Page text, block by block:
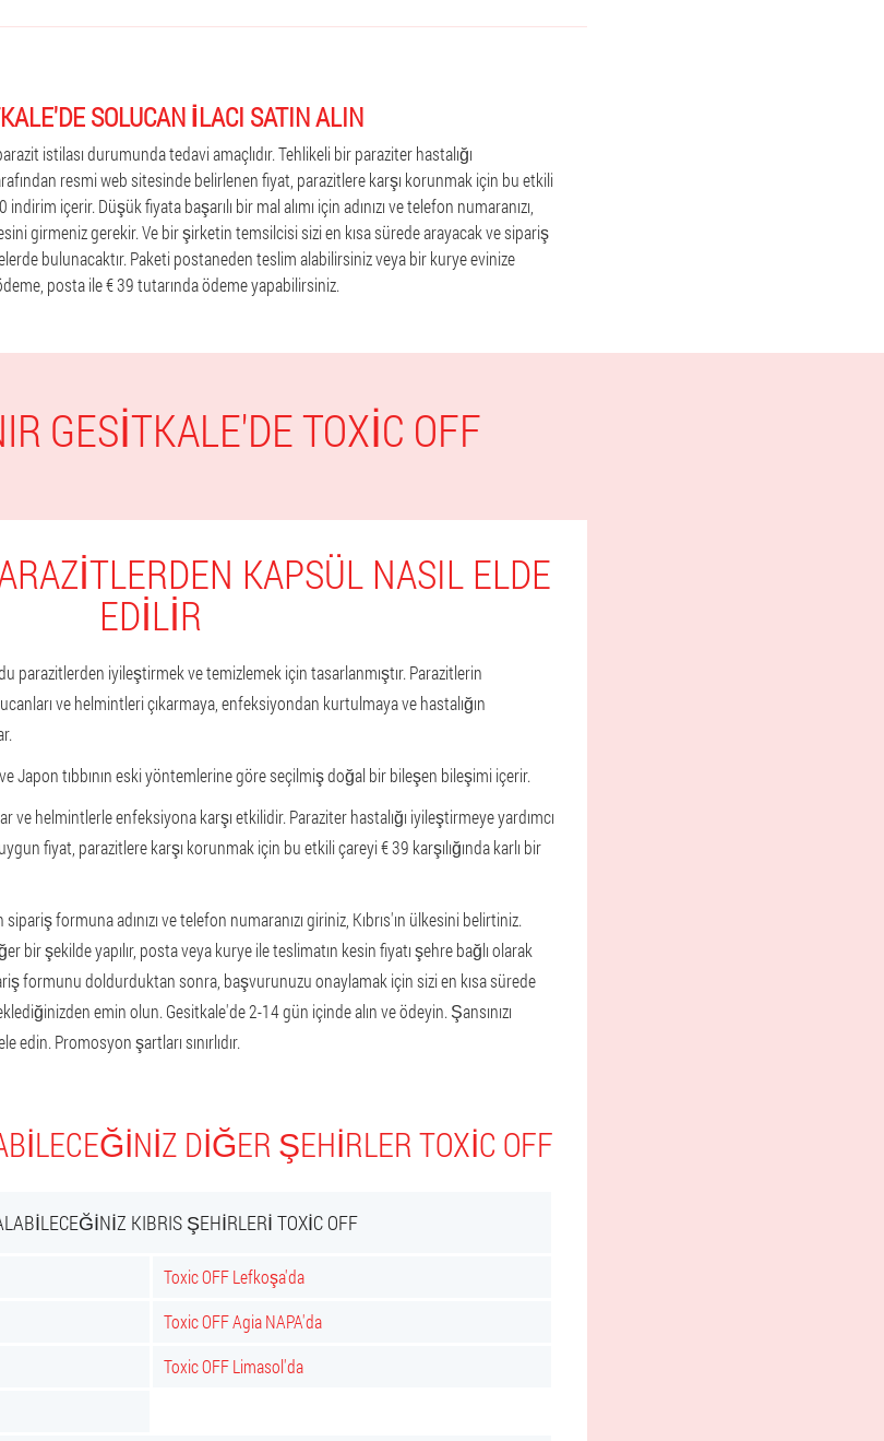
SOLUCAN ILACI SATIN ALIN
istilası durumunda tedavi amaçlıdır. Tehlikeli bir paraziter hastalığı
resmi web sitesinde belirlenen fiyat, parazitlere karşı korunmak için bu etkili
içerir. Düşük fiyata başarılı bir mal alımı için adınızı ve telefon numaranızı,
girmeniz gerekir. Ve bir şirketin temsilcisi sizi en kısa sürede arayacak ve sipariş
bulunacaktır. Paketi postaneden teslim alabilirsiniz veya bir kurye evinize
posta ile € 39 tutarında ödeme yapabilirsiniz.
GESITKALE'DE TOXIC OFF
KAPSÜL NASIL ELDE
EDILIR
parazitlerden iyileştirmek ve temizlemek için tasarlanmıştır. Parazitlerin
ve helmintleri çıkarmaya, enfeksiyondan kurtulmaya ve hastalığın
Japon tıbbının eski yöntemlerine göre seçilmiş doğal bir bileşen bileşimi içerir.
ve helmintlerle enfeksiyona karşı etkilidir. Paraziter hastalığı iyileştirmeye yardımcı
fiyat, parazitlere karşı korunmak için bu etkili çareyi € 39 karşılığında karlı bir
formuna adınızı ve telefon numaranızı giriniz, Kıbrıs'ın ülkesini belirtiniz.
bir şekilde yapılır, posta veya kurye ile teslimatın kesin fiyatı şehre bağlı olarak
formunu doldurduktan sonra, başvurunuzu onaylamak için sizi en kısa sürede
emin olun. Gesitkale'de 2-14 gün içinde alın ve ödeyin. Şansınızı
edin. Promosyon şartları sınırlıdır.
DIĞER ŞEHIRLER TOXIC OFF
KIBRIS ŞEHIRLERI TOXIC OFF
Toxic OFF Lefkoşa'da
Toxic OFF Agia NAPA'da
Toxic OFF Limasol'da